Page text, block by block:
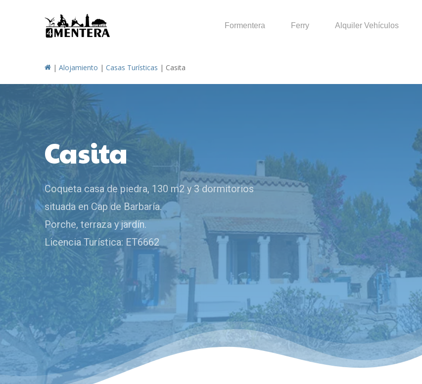
Formentera Ferry Alquiler Vehículos
| Alojamiento | Casas Turísticas | Casita
Casita
Coqueta casa de piedra, 130 m2 y 3 dormitorios
situada en Cap de Barbaría.
Porche, terraza y jardín.
Licencia Turística: ET6662